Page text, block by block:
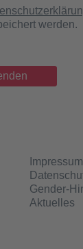
werden.
Impressum
Gender-
Aktuelles